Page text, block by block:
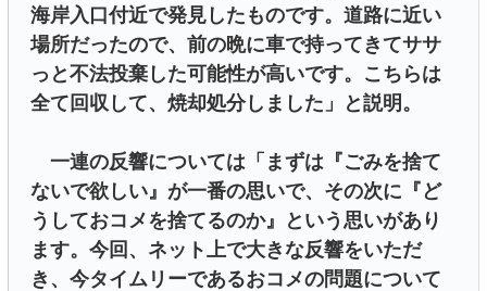
海岸入口付近で発見したものです。道路に近い
場所だったので、前の晩に車で持ってきてササ
っと不法投棄した可能性が高いです。こちらは
全て回収して、焼却処分しました」と説明。
一連の反響については「まずは『ごみを捨て
ないで欲しい』が一番の思いで、その次に『ど
うしておコメを捨てるのか』という思いがあり
ます。今回、ネット上で大きな反響をいただ
き、今タイムリーであるおコメの問題について